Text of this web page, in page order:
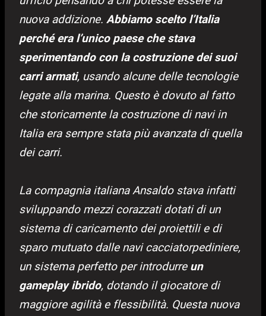
nuova addizione. Abbiamo scelto l’Italia
perché era l’unico paese che stava
sperimentando con la costruzione dei suoi
carri armati, usando alcune delle tecnologie
legate alla marina. Questo è dovuto al fatto
che storicamente la costruzione di navi in
Italia era sempre stata più avanzata di quella
dei carri.
La compagnia italiana Ansaldo stava infatti
sviluppando mezzi corazzati dotati di un
sistema di caricamento dei proiettili e di
sparo mutuato dalle navi cacciatorpediniere,
un sistema perfetto per introdurre un
gameplay ibrido, dotando il giocatore di
maggiore agilità e flessibilità. Questa nuova